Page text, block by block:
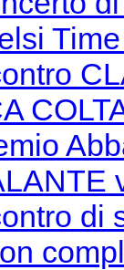
di